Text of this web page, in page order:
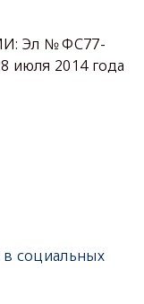
Эл № ФС77-
июля 2014 года
социальных